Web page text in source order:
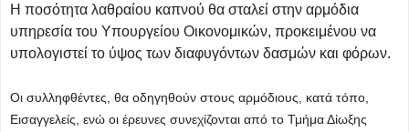
Η ποσότητα λαθραίου καπνού θα σταλεί στην αρμόδια
υπηρεσία του Υπουργείου Οικονομικών, προκειμένου να
υπολογιστεί το ύψος των διαφυγόντων δασμών και φόρων.
Οι συλληφθέντες, θα οδηγηθούν στους αρμόδιους, κατά τόπο,
Εισαγγελείς, ενώ οι έρευνες συνεχίζονται από το Τμήμα Δίωξης